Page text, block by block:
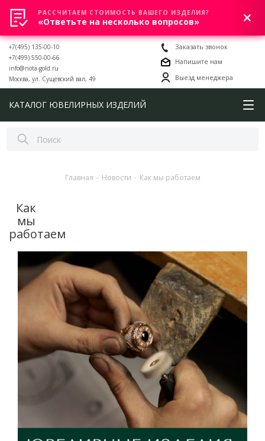
0
+7(495) 135-00-10
+7(499) 550-00-66
info@nota-gold.ru
Москва, ул. Сущевский вал, 49
Заказать звонок
Напишите нам
Выезд менеджера
КАТАЛОГ ЮВЕЛИРНЫХ ИЗДЕЛИЙ
Главная - Новости - Как мы работаем
Как
мы
работаем
РАССЧИТАЕМ СТОИМОСТЬ ВАШЕГО ИЗДЕЛИЯ?
«Ответьте на несколько вопросов»